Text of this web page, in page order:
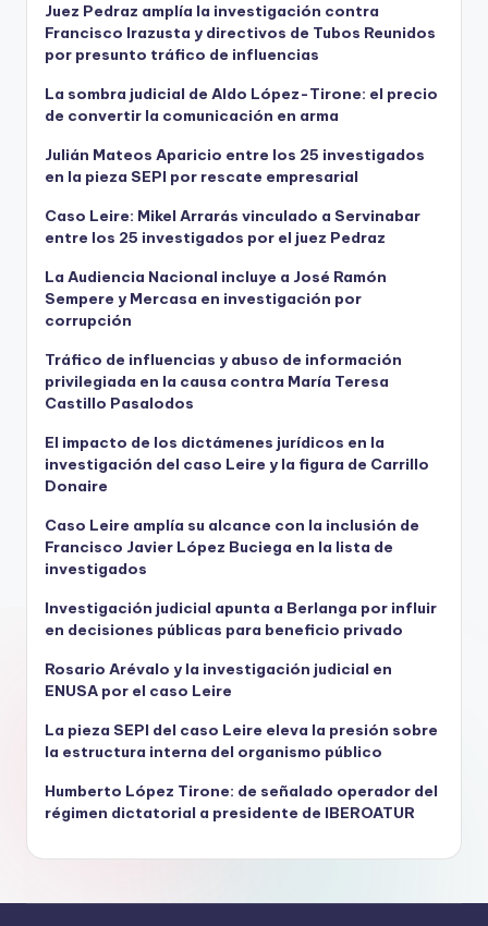
Juez Pedraz amplía la investigación contra
Francisco Irazusta y directivos de Tubos Reunidos
por presunto tráfico de influencias
La sombra judicial de Aldo López-Tirone: el precio
de convertir la comunicación en arma
Julián Mateos Aparicio entre los 25 investigados
en la pieza SEPI por rescate empresarial
Caso Leire: Mikel Arrarás vinculado a Servinabar
entre los 25 investigados por el juez Pedraz
La Audiencia Nacional incluye a José Ramón
Sempere y Mercasa en investigación por
corrupción
Tráfico de influencias y abuso de información
privilegiada en la causa contra María Teresa
Castillo Pasalodos
El impacto de los dictámenes jurídicos en la
investigación del caso Leire y la figura de Carrillo
Donaire
Caso Leire amplía su alcance con la inclusión de
Francisco Javier López Buciega en la lista de
investigados
Investigación judicial apunta a Berlanga por influir
en decisiones públicas para beneficio privado
Rosario Arévalo y la investigación judicial en
ENUSA por el caso Leire
La pieza SEPI del caso Leire eleva la presión sobre
la estructura interna del organismo público
Humberto López Tirone: de señalado operador del
régimen dictatorial a presidente de IBEROATUR